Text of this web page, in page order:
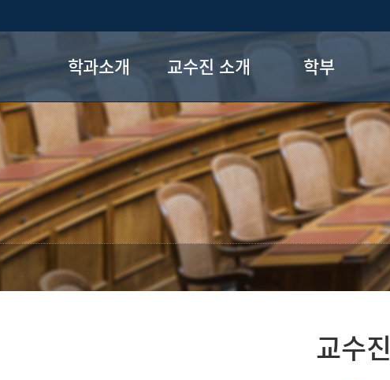
학과소개
학과 연혁
학과 목표
교육과정
전공로드맵
오시는 길
교수진 소개
교수진
명예교수진
BK교수
학부
공지사항
학사일정
강철은 동문 장학금
장학제도
졸업요건
교수진